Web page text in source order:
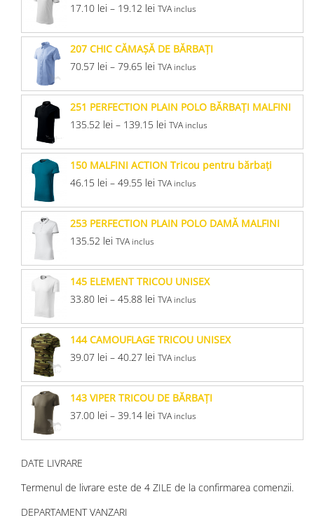
17.10 lei – 19.12 lei TVA inclus
207 CHIC CĂMAŞĂ DE BĂRBAŢI
70.57 lei – 79.65 lei TVA inclus
251 PERFECTION PLAIN POLO BĂRBAŢI MALFINI
135.52 lei – 139.15 lei TVA inclus
150 MALFINI ACTION Tricou pentru bărbaţi
46.15 lei – 49.55 lei TVA inclus
253 PERFECTION PLAIN POLO DAMĂ MALFINI
135.52 lei TVA inclus
145 ELEMENT TRICOU UNISEX
33.80 lei – 45.88 lei TVA inclus
144 CAMOUFLAGE TRICOU UNISEX
39.07 lei – 40.27 lei TVA inclus
143 VIPER TRICOU DE BĂRBAŢI
37.00 lei – 39.14 lei TVA inclus
DATE LIVRARE
Termenul de livrare este de 4 ZILE de la confirmarea comenzii.
DEPARTAMENT VANZARI